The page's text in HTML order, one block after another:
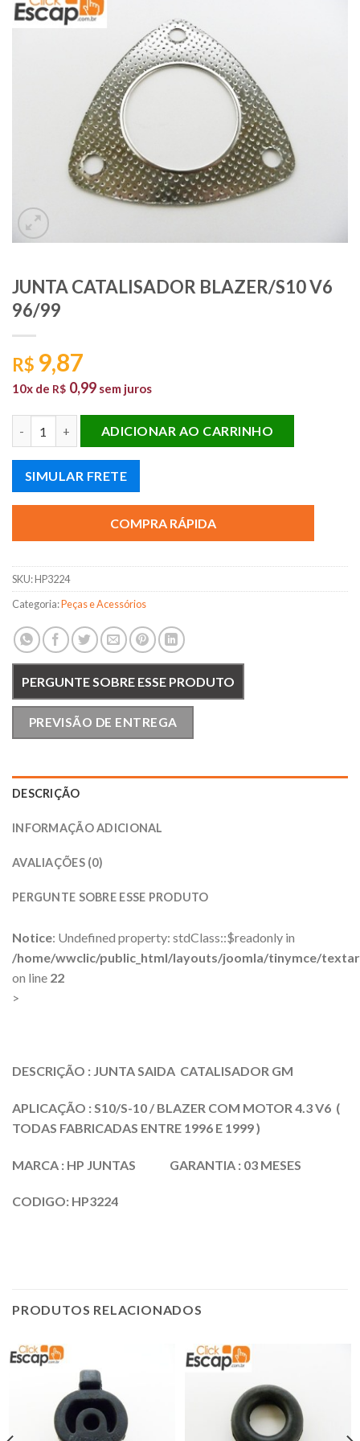
JUNTA CATALISADOR BLAZER/S10 V6
96/99
R$ 9,87
10x de R$ 0,99 sem juros
ADICIONAR AO CARRINHO
SIMULAR FRETE
COMPRA RÁPIDA
SKU:HP3224
Categoria:Peças e Acessórios
PERGUNTE SOBRE ESSE PRODUTO
PREVISÃO DE ENTREGA
DESCRIÇÃO
INFORMAÇÃO ADICIONAL
AVALIAÇÕES (0)
PERGUNTE SOBRE ESSE PRODUTO
Notice: Undefined property: stdClass::$readonly in
/home/wwclic/public_html/layouts/joomla/tinymce/
on line 22
>
DESCRIÇÃO : JUNTA SAIDA CATALISADOR GM
APLICAÇÃO : S10/S-10 / BLAZER COM MOTOR 4.3 V6 (
TODAS FABRICADAS ENTRE 1996 E 1999 )
MARCA : HP JUNTAS GARANTIA : 03 MESES
CODIGO: HP3224
PRODUTOS RELACIONADOS